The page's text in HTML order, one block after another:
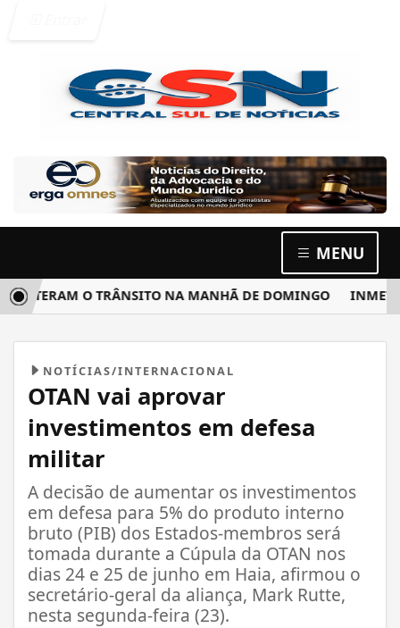
MENU
O TRÂNSITO NA MANHÃ DE DOMINGO INMET
NOTÍCIAS/INTERNACIONAL
OTAN vai aprovar
investimentos em defesa
militar
A decisão de aumentar os investimentos
em defesa para 5% do produto interno
bruto (PIB) dos Estados-membros será
tomada durante a Cúpula da OTAN nos
dias 24 e 25 de junho em Haia, afirmou o
secretário-geral da aliança, Mark Rutte,
nesta segunda-feira (23).